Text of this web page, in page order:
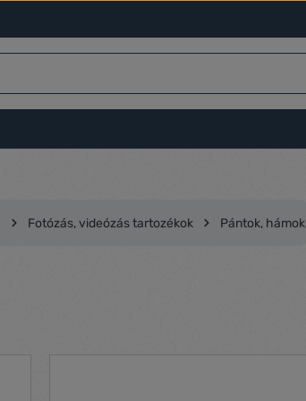
Fotózás, videózás tartozékok Pántok, hámok